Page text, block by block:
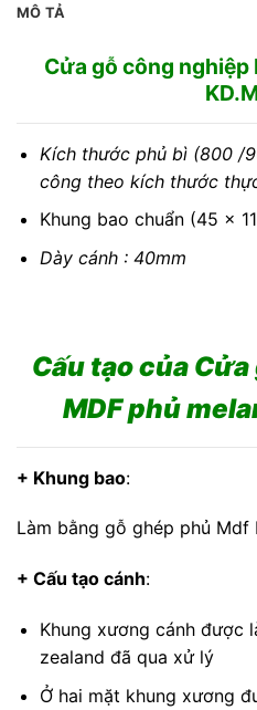
MÔ TẢ
Cửa gỗ công nghiệp
Kích thước phủ bì (800 /
công theo kích thước
Khung bao chuẩn (45 x
Dày cánh : 40mm
Cấu tạo của
MDF phủ
+ Khung bao:
Làm bằng gỗ ghép phủ Mdf
+ Cấu tạo cánh:
Khung xương cánh được
zealand đã qua xử lý
Ở hai mặt khung xương